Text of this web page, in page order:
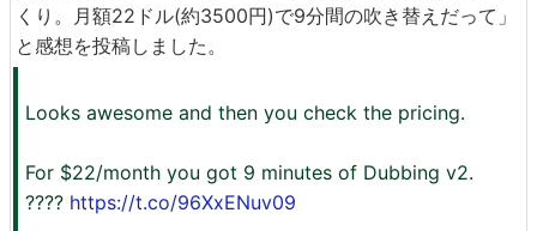
くり。月額22ドル(約3500円)で9分間の吹き替えだって」
と感想を投稿しました。
Looks awesome and then you check the pricing.
For $22/month you got 9 minutes of Dubbing v2.
???? https://t.co/96XxENuv09